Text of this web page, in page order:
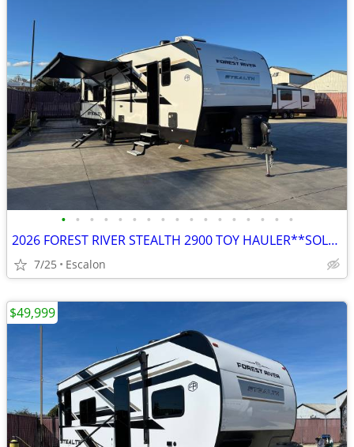
• • • • • • • • • • • • • • • • •
2026 FOREST RIVER STEALTH 2900 TOY HAULER**SOLAR & GENERATOR**
7/25 Escalon
$49,999